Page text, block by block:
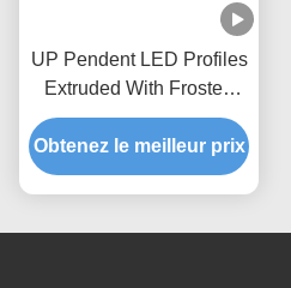
UP Pendent LED Profiles
Extruded With Frosted
Semi-Clear Led Diffuser
For Architecture Home
Linear Lighting System
Obtenez le meilleur prix